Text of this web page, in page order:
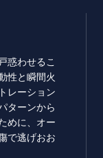
惑わせるこ
性と瞬間火
レーション
ターンから
めに、オー
で逃げおお